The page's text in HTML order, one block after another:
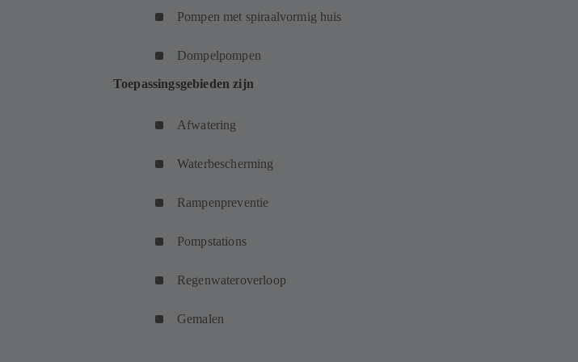
Pompen met spiraalvormig huis
Dompelpompen
Toepassingsgebieden zijn
Afwatering
Waterbescherming
Rampenpreventie
Pompstations
Regenwateroverloop
Gemalen